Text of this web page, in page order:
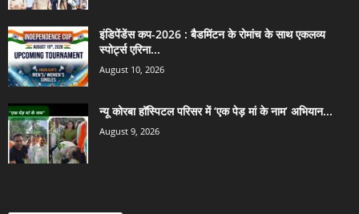
इंडिपेंडेंस कप-2026 : बैडमिंटन के रोमांच के साथ एकलव्य
स्पोर्ट्स एरिना...
August 10, 2026
न्यू कोरबा हॉस्पिटल परिसर में ‘एक पेड़ मां के नाम’ अभियान...
August 9, 2026